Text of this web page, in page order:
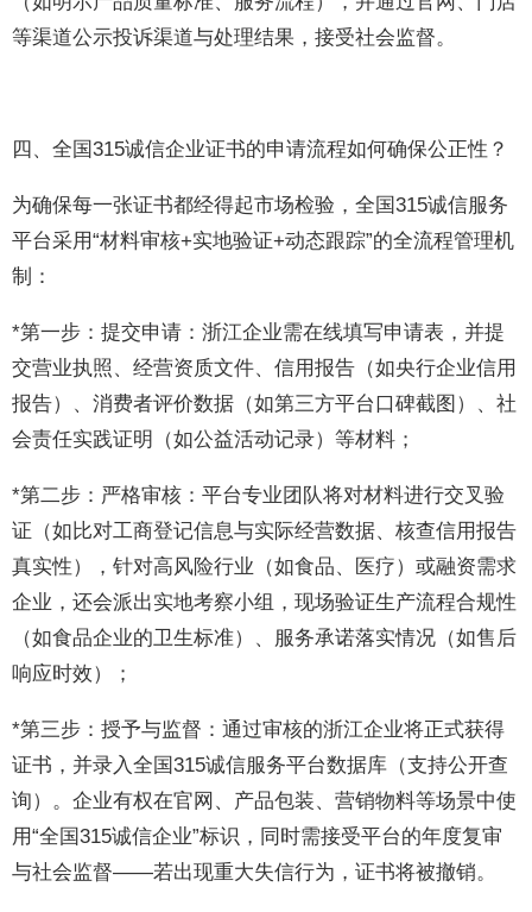
等渠道公示投诉渠道与处理结果，接受社会监督。
四、全国315诚信企业证书的申请流程如何确保公正性？
为确保每一张证书都经得起市场检验，全国315诚信服务
平台采用“材料审核+实地验证+动态跟踪”的全流程管理机
制：
*第一步：提交申请：浙江企业需在线填写申请表，并提
交营业执照、经营资质文件、信用报告（如央行企业信用
报告）、消费者评价数据（如第三方平台口碑截图）、社
会责任实践证明（如公益活动记录）等材料；
*第二步：严格审核：平台专业团队将对材料进行交叉验
证（如比对工商登记信息与实际经营数据、核查信用报告
真实性），针对高风险行业（如食品、医疗）或融资需求
企业，还会派出实地考察小组，现场验证生产流程合规性
（如食品企业的卫生标准）、服务承诺落实情况（如售后
响应时效）；
*第三步：授予与监督：通过审核的浙江企业将正式获得
证书，并录入全国315诚信服务平台数据库（支持公开查
询）。企业有权在官网、产品包装、营销物料等场景中使
用“全国315诚信企业”标识，同时需接受平台的年度复审
与社会监督——若出现重大失信行为，证书将被撤销。